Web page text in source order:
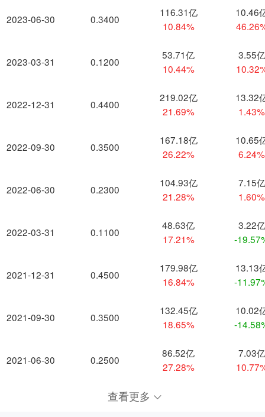
2023-06-30
2023-03-31
2022-12-31
2022-09-30
2022-06-30
2022-03-31
2021-12-31
2021-09-30
2021-06-30
0.3400
116.31亿
10.84%
10.46
0.1200
53.71亿
10.44%
3.55亿
0.4400
219.02亿
21.69%
13.32
1.43%
0.3500
167.18亿
26.22%
10.65
6.24%
0.2300
104.93亿
21.28%
7.15亿
1.60%
0.1100
48.63亿
17.21%
3.22亿
-
0.4500
179.98亿
16.84%
13.13
-
0.3500
132.45亿
18.65%
10.02
-
0.2500
86.52亿
27.28%
7.03亿
查看更多